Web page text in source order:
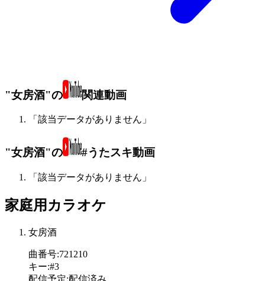
"女房酒"の 関連動画
「該当データがありません」
"女房酒"の #うたスキ動画
「該当データがありません」
家庭用カラオケ
女房酒
曲番号:721210
キー:#3
配信予定:配信済み